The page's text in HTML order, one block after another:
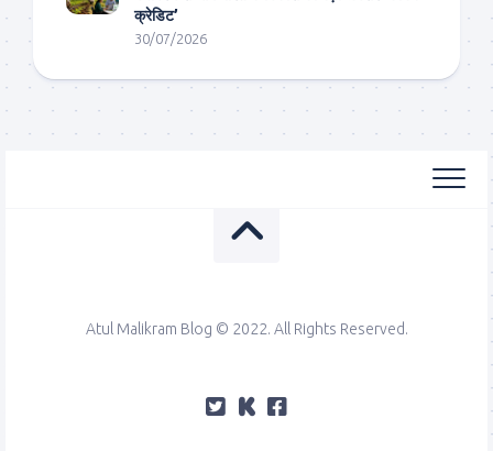
क्रेडिट’
30/07/2026
Atul Malikram Blog © 2022. All Rights Reserved.